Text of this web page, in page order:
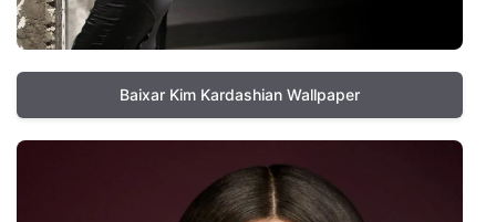
Baixar Kim Kardashian Wallpaper